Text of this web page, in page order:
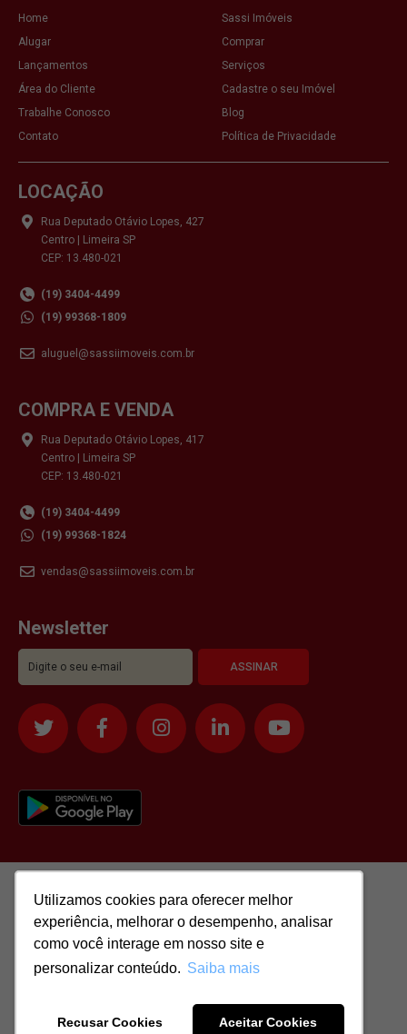
Utilizamos cookies para oferecer melhor
experiência, melhorar o desempenho, analisar
como você interage em nosso site e
personalizar conteúdo. Saiba mais
Recusar Cookies Aceitar Cookies
Utilizamos cookies para oferecer melhor
experiência, melhorar o desempenho, analisar
como você interage em nosso site e
personalizar conteúdo. Saiba mais
Recusar Cookies Aceitar Cookies
Home
Sassi Imóveis
Alugar
Comprar
Lançamentos
Serviços
Área do Cliente
Cadastre o seu Imóvel
Trabalhe Conosco
Blog
Contato
Política de Privacidade
LOCAÇÃO
Rua Deputado Otávio Lopes, 427
Centro | Limeira SP
CEP: 13.480-021
(19) 3404-4499
(19) 99368-1809
aluguel@sassiimoveis.com.br
COMPRA E VENDA
Rua Deputado Otávio Lopes, 417
Centro | Limeira SP
CEP: 13.480-021
(19) 3404-4499
(19) 99368-1824
vendas@sassiimoveis.com.br
Newsletter
51.417.293/0001-48 | CRECI: J-04970/1